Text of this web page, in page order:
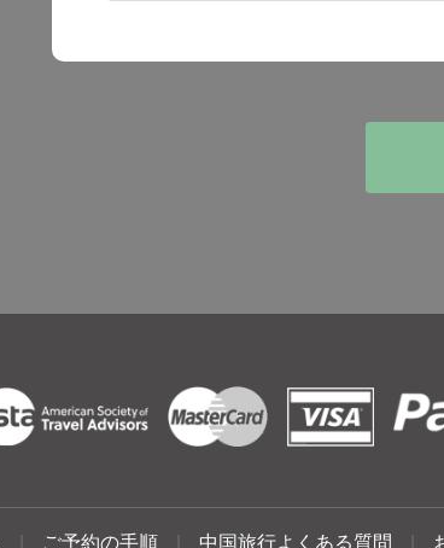
ご予約の手順 中国旅行よくある質問